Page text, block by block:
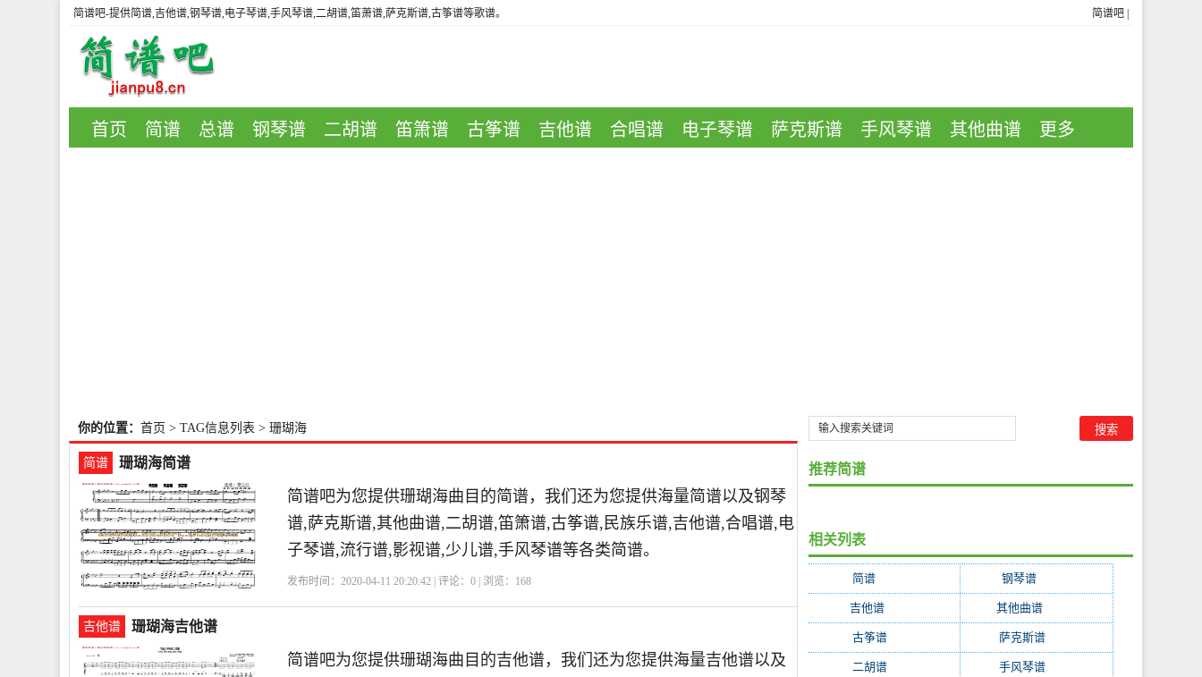
简谱吧
简谱吧-提供简谱,吉他谱,钢琴谱,电子琴谱,手风琴谱,二胡谱,笛萧谱,萨克斯谱,古筝谱等歌谱。
首页 简谱 总谱 钢琴谱 二胡谱 笛箫谱 古筝谱 吉他谱 合唱谱 电子琴谱 萨克斯谱 手风琴谱 其他曲谱 更多
你的位置： 首页 > TAG信息列表 > 珊瑚海
简谱 珊瑚海简谱
简谱吧为您提供珊瑚海曲目的简谱，我们还为您提供海量简谱以及钢琴
谱,萨克斯谱,其他曲谱,二胡谱,笛箫谱,古筝谱,民族乐谱,吉他谱,合唱谱,电
子琴谱,流行谱,影视谱,少儿谱,手风琴谱等各类简谱。
发布时间：2020-04-11 20:20:42 | 评论：0 | 浏览： 168
吉他谱 珊瑚海吉他谱
简谱吧为您提供珊瑚海曲目的吉他谱，我们还为您提供海量吉他谱以及
推荐简谱
相关列表
简谱(35314) 钢琴谱
吉他谱(4363) 其他曲谱(2333)
古筝谱 萨克斯谱
二胡谱 手风琴谱